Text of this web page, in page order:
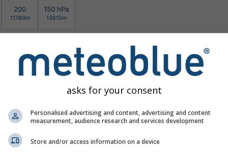
200
11780m
150 hPa
13610m
asks for your consent
Personalised advertising and content, advertising and content
measurement, audience research and services development
Store and/or access information on a device